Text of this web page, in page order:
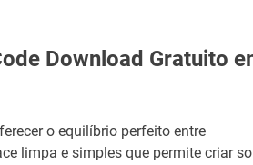
Download Gratuito
o equilíbrio perfeito entre
limpa e simples que permite criar